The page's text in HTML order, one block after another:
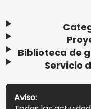
Biblioteca de
Servicio
Aviso: